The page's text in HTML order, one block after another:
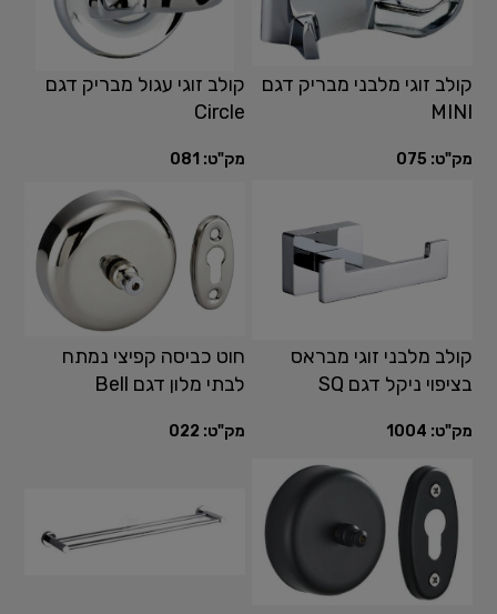
קולב זוגי מלבני מבריק דגם
MINI
מק"ט: 075
קולב זוגי עגול מבריק דגם
Circle
מק"ט: 081
קולב מלבני זוגי מבראס
בציפוי ניקל דגם SQ
מק"ט: 1004
חוט כביסה קפיצי נמתח
לבתי מלון דגם Bell
מק"ט: 022